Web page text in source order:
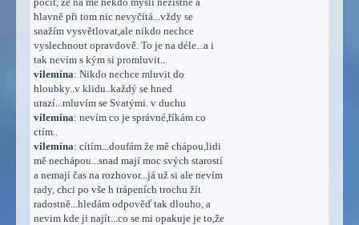
hlavně při tom nic nevyčítá...vždy se
snažím vysvětlovat,ale nikdo nechce
vyslechnout opravdově. To je na déle...a i
tak nevím s kým si promluvit..
vilemína: Nikdo nechce mluvit do
hloubky..v klidu..každý se hned
urazí...mluvím se Svatými. v duchu
vilemína: nevím co je správné,říkám co
ctím..
vilemína: cítím...doufám že mě chápou,lidi
mě nechápou...snad mají moc svých starostí
a nemají čas na rozhovor...já už si ale nevím
rady, chci po vše h trápeních trochu žít
radostně...hledám odpověď tak dlouho, a
nevim kde ji najít...co se mi opakuje je to,že